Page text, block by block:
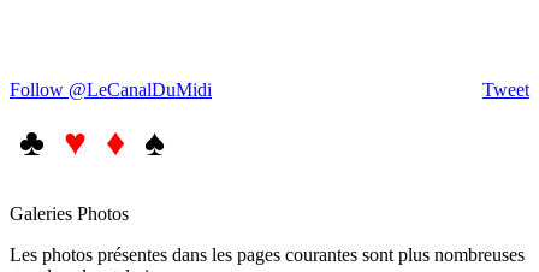
Tweet
Follow @LeCanalDuMidi
♣ ♥ ♦ ♠
Galeries Photos
Les photos présentes dans les pages courantes sont plus nombreuses